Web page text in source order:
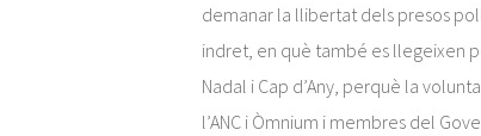
demanar la llibertat dels presos
indret, en què també es llegeixen
Nadal i Cap d’Any, perquè la
l’ANC i Òmnium i membres del